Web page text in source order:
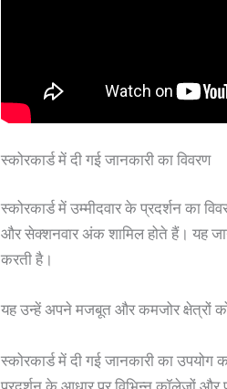
स्कोरकार्ड में दी गई जानकारी का विवरण
स्कोरकार्ड में उम्मीदवार के प्रदर्शन का
और सेक्शनवार अंक शामिल होते हैं। यह
करती है।
यह उन्हें अपने मजबूत और कमजोर क्षेत्रों
स्कोरकार्ड में दी गई जानकारी का उपयोग